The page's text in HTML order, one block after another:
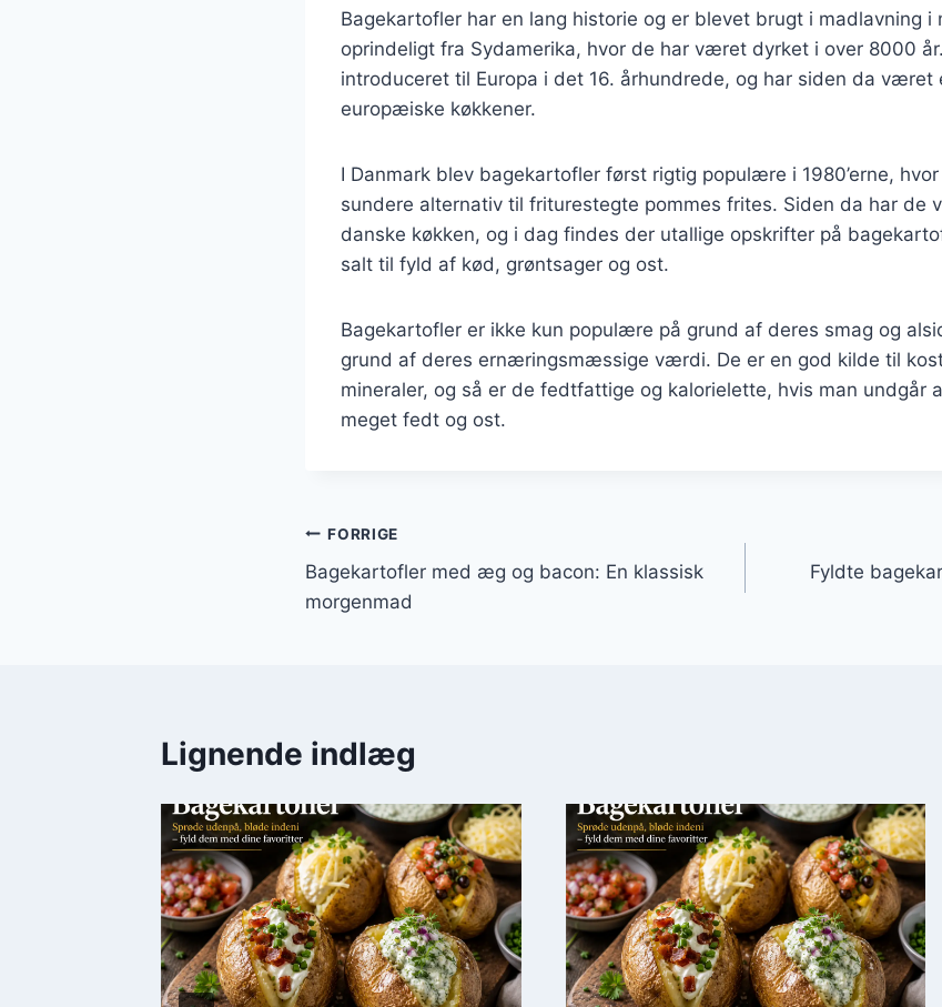
Bagekartofler har en lang historie og er blevet brugt i madlavning i
oprindeligt fra Sydamerika, hvor de har været dyrket i over 8000
introduceret til Europa i det 16. århundrede, og har siden da været
europæiske køkkener.
I Danmark blev bagekartofler først rigtig populære i 1980’erne,
sundere alternativ til friturestegte pommes frites. Siden da har
danske køkken, og i dag findes der utallige opskrifter på
salt til fyld af kød, grøntsager og ost.
Bagekartofler er ikke kun populære på grund af deres smag og
grund af deres ernæringsmæssige værdi. De er en god kilde til
mineraler, og så er de fedtfattige og kalorielette, hvis man undgår
meget fedt og ost.
Indlægsnavigation
FORRIGE
Bagekartofler med æg og bacon: En klassisk
morgenmad
Fyldte
Lignende indlæg